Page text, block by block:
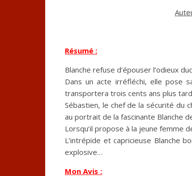
Résumé :
Blanche refuse d’épouser l’odieux
Dans un acte irréfléchi, elle pose
transportera trois cents ans plus
Sébastien, le chef de la sécurité du
au portrait de la fascinante Blanche
Lorsqu’il propose à la jeune femme
L’intrépide et capricieuse Blanche
explosive…
Mon Avis :